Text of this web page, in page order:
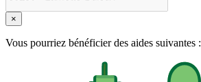
×
Vous pourriez bénéficier des aides suivantes :